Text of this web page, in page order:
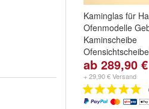
Kaminglas für
Ofenmodelle
Kaminscheibe
Kaminglas
für:Bornholm,
164.17 A,
undweitere ...
ab 289,90 €
+ 29,90 € Versand